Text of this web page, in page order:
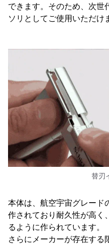
できます。そのため、次世
ソリとしてご使用いただけ
替刃
本体は、航空宇宙グレード
作されており耐久性が高く
るように作られています。
さらにメーカーが存在する